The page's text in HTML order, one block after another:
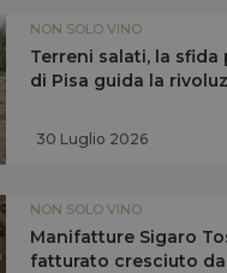
NON SOLO VINO
Terreni salati, la sfida
di Pisa guida la
30 Luglio 2026
NON SOLO VINO
Manifatture Sigaro
fatturato cresciuto da